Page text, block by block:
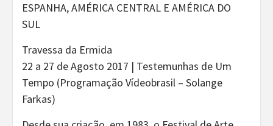
ESPANHA, AMÉRICA CENTRAL E AMÉRICA DO
SUL
Travessa da Ermida
22 a 27 de Agosto 2017 | Testemunhas de Um
Tempo (Programação Vídeobrasil – Solange
Farkas)